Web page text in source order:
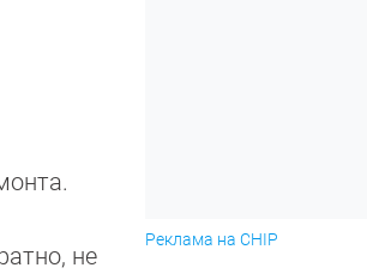
не
Реклама на CHIP